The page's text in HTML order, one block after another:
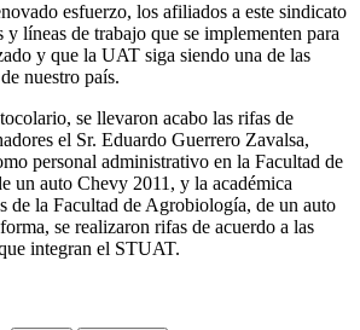
esfuerzo, los afiliados a este sindicato
y líneas de trabajo que se implementen para
y que la UAT siga siendo una de las
nuestro país.
se llevaron acabo las rifas de
el Sr. Eduardo Guerrero Zavalsa,
personal administrativo en la Facultad de
un auto Chevy 2011, y la académica
de la Facultad de Agrobiología, de un auto
se realizaron rifas de acuerdo a las
integran el STUAT.